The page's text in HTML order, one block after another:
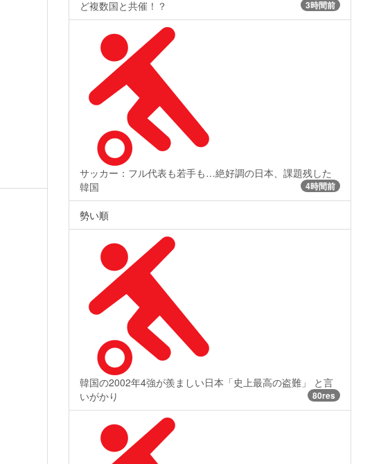
ど複数国と共催！？
3時間前
サッカー：フル代表も若手も…絶好調の日本、課題残した
韓国
4時間前
勢い順
韓国の2002年4強が羨ましい日本「史上最高の盗難」 と言
いがかり
80res